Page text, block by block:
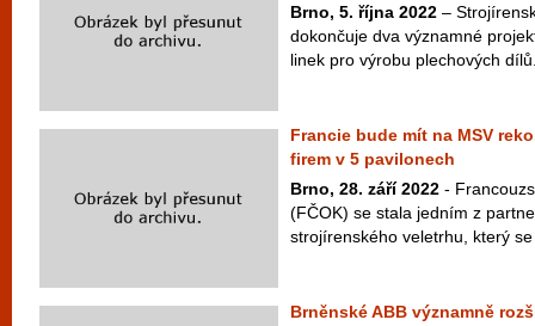
Brno, 5. října 2022 –
dokončuje dva významné
linek pro výrobu plechových
Francie bude mít na MSV
firem v 5 pavilonech
Brno, 28. září 2022 -
(FČOK) se stala jedním z
strojírenského veletrhu, který
Brněnské ABB významně